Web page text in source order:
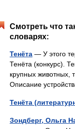
Смотреть что
словарях:
Тенёта — У этого
Тенёта (конкурс).
крупных животных,
Описание
Тенёта
Зондберг, Ольга